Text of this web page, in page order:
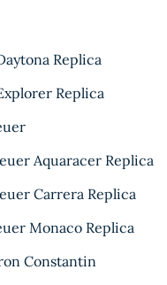
Replica
Replica
Aquaracer Replica
Carrera Replica
Monaco Replica
Constantin